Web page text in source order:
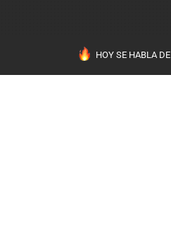
HOY SE HABLA DE